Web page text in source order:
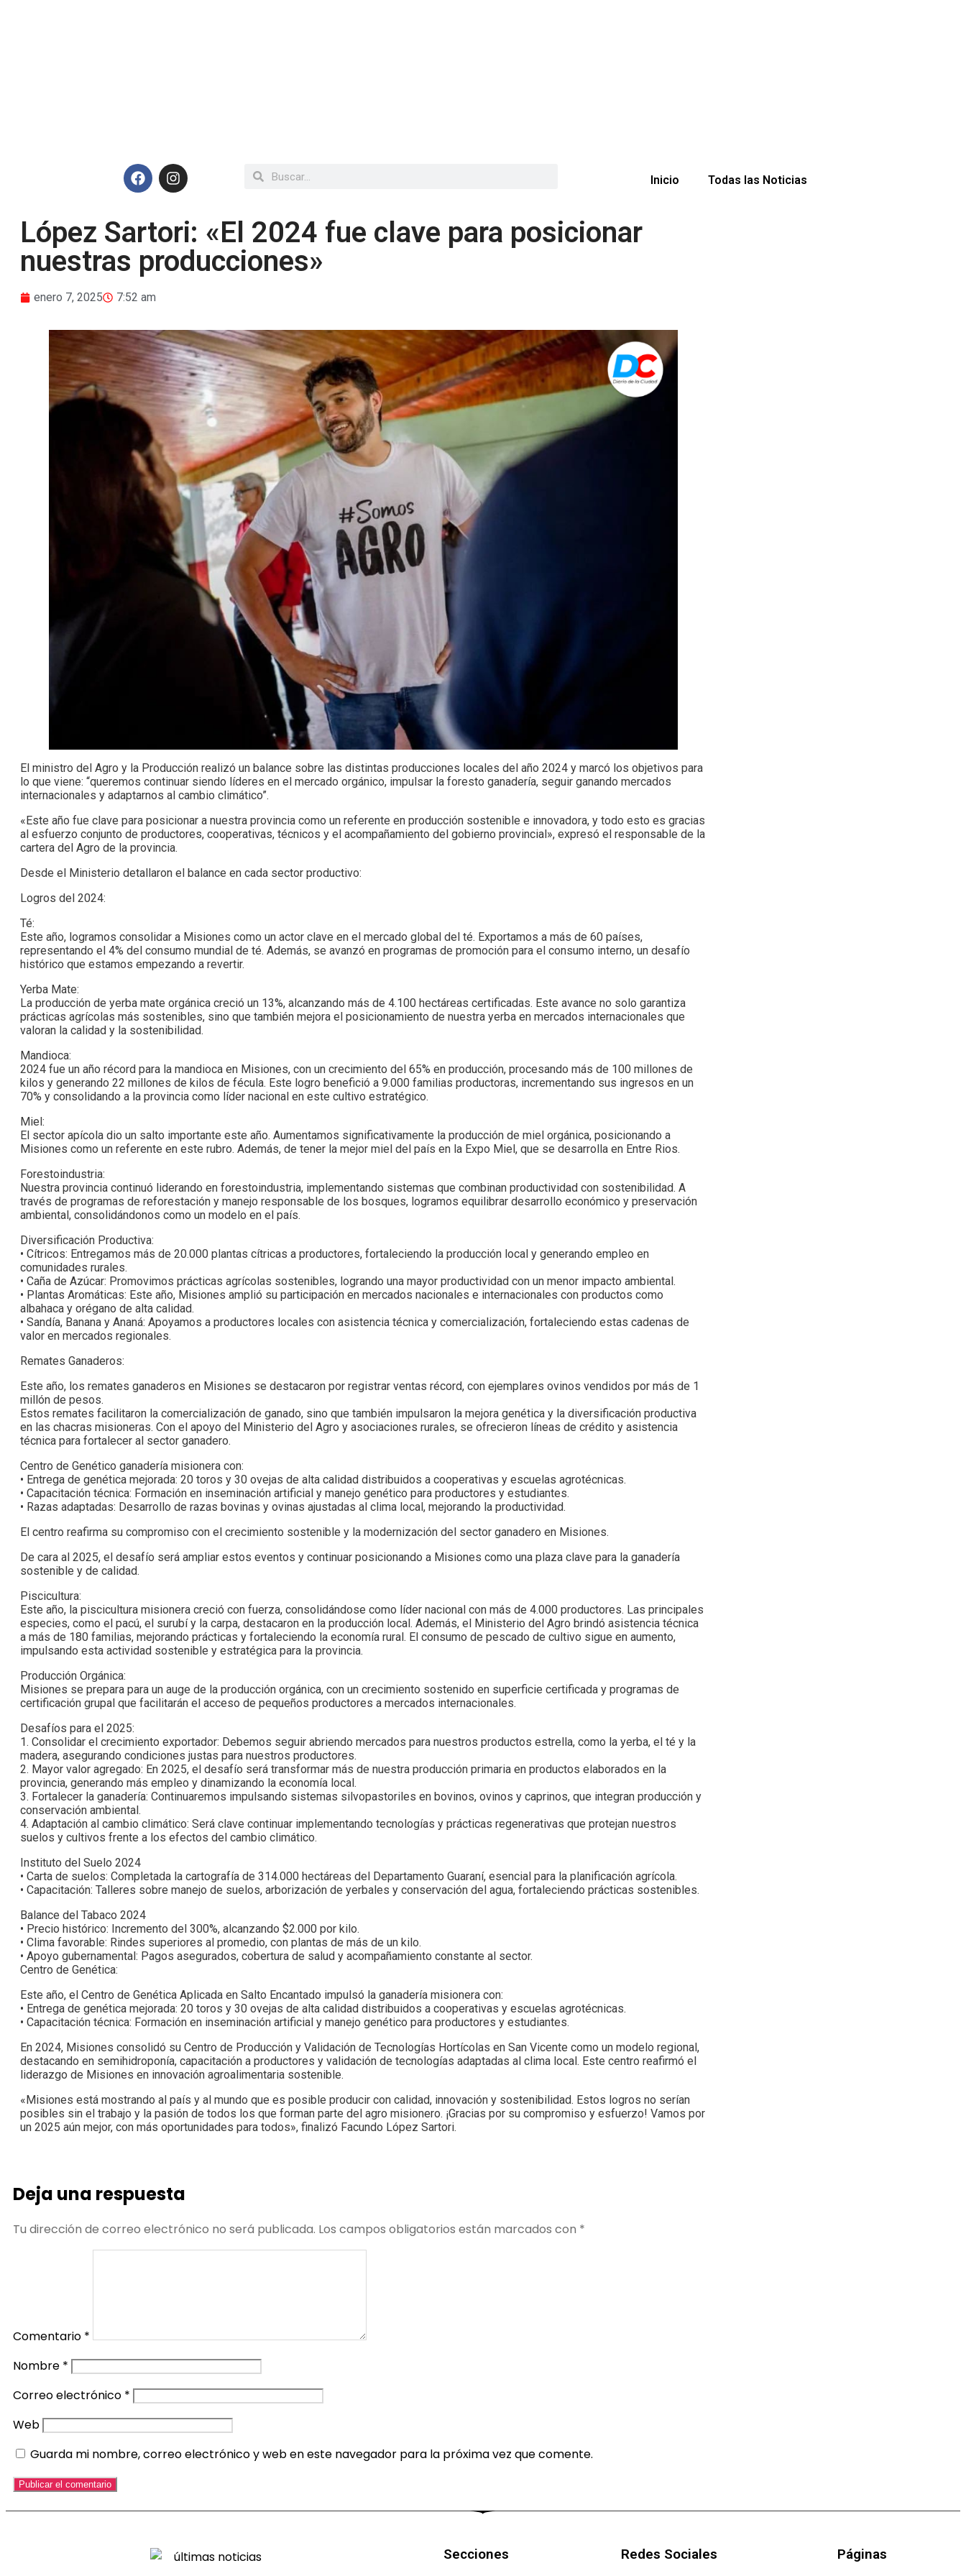
Inicio Todas las Noticias
López Sartori: «El 2024 fue clave para posicionar
nuestras producciones»
enero 7, 2025 7:52 am
El ministro del Agro y la Producción realizó un balance sobre las distintas producciones locales del año 2024 y marcó los objetivos para
lo que viene: “queremos continuar siendo líderes en el mercado orgánico, impulsar la foresto ganadería, seguir ganando mercados
internacionales y adaptarnos al cambio climático”.
«Este año fue clave para posicionar a nuestra provincia como un referente en producción sostenible e innovadora, y todo esto es gracias
al esfuerzo conjunto de productores, cooperativas, técnicos y el acompañamiento del gobierno provincial», expresó el responsable de la
cartera del Agro de la provincia.
Desde el Ministerio detallaron el balance en cada sector productivo:
Logros del 2024:
Té:
Este año, logramos consolidar a Misiones como un actor clave en el mercado global del té. Exportamos a más de 60 países,
representando el 4% del consumo mundial de té. Además, se avanzó en programas de promoción para el consumo interno, un desafío
histórico que estamos empezando a revertir.
Yerba Mate:
La producción de yerba mate orgánica creció un 13%, alcanzando más de 4.100 hectáreas certificadas. Este avance no solo garantiza
prácticas agrícolas más sostenibles, sino que también mejora el posicionamiento de nuestra yerba en mercados internacionales que
valoran la calidad y la sostenibilidad.
Mandioca:
2024 fue un año récord para la mandioca en Misiones, con un crecimiento del 65% en producción, procesando más de 100 millones de
kilos y generando 22 millones de kilos de fécula. Este logro benefició a 9.000 familias productoras, incrementando sus ingresos en un
70% y consolidando a la provincia como líder nacional en este cultivo estratégico.
Miel:
El sector apícola dio un salto importante este año. Aumentamos significativamente la producción de miel orgánica, posicionando a
Misiones como un referente en este rubro. Además, de tener la mejor miel del país en la Expo Miel, que se desarrolla en Entre Rios.
Forestoindustria:
Nuestra provincia continuó liderando en forestoindustria, implementando sistemas que combinan productividad con sostenibilidad. A
través de programas de reforestación y manejo responsable de los bosques, logramos equilibrar desarrollo económico y preservación
ambiental, consolidándonos como un modelo en el país.
Diversificación Productiva:
• Cítricos: Entregamos más de 20.000 plantas cítricas a productores, fortaleciendo la producción local y generando empleo en
comunidades rurales.
• Caña de Azúcar: Promovimos prácticas agrícolas sostenibles, logrando una mayor productividad con un menor impacto ambiental.
• Plantas Aromáticas: Este año, Misiones amplió su participación en mercados nacionales e internacionales con productos como
albahaca y orégano de alta calidad.
• Sandía, Banana y Ananá: Apoyamos a productores locales con asistencia técnica y comercialización, fortaleciendo estas cadenas de
valor en mercados regionales.
Remates Ganaderos:
Este año, los remates ganaderos en Misiones se destacaron por registrar ventas récord, con ejemplares ovinos vendidos por más de 1
millón de pesos.
Estos remates facilitaron la comercialización de ganado, sino que también impulsaron la mejora genética y la diversificación productiva
en las chacras misioneras. Con el apoyo del Ministerio del Agro y asociaciones rurales, se ofrecieron líneas de crédito y asistencia
técnica para fortalecer al sector ganadero.
Centro de Genético ganadería misionera con:
• Entrega de genética mejorada: 20 toros y 30 ovejas de alta calidad distribuidos a cooperativas y escuelas agrotécnicas.
• Capacitación técnica: Formación en inseminación artificial y manejo genético para productores y estudiantes.
• Razas adaptadas: Desarrollo de razas bovinas y ovinas ajustadas al clima local, mejorando la productividad.
El centro reafirma su compromiso con el crecimiento sostenible y la modernización del sector ganadero en Misiones.
De cara al 2025, el desafío será ampliar estos eventos y continuar posicionando a Misiones como una plaza clave para la ganadería
sostenible y de calidad.
Piscicultura:
Este año, la piscicultura misionera creció con fuerza, consolidándose como líder nacional con más de 4.000 productores. Las principales
especies, como el pacú, el surubí y la carpa, destacaron en la producción local. Además, el Ministerio del Agro brindó asistencia técnica
a más de 180 familias, mejorando prácticas y fortaleciendo la economía rural. El consumo de pescado de cultivo sigue en aumento,
impulsando esta actividad sostenible y estratégica para la provincia.
Producción Orgánica:
Misiones se prepara para un auge de la producción orgánica, con un crecimiento sostenido en superficie certificada y programas de
certificación grupal que facilitarán el acceso de pequeños productores a mercados internacionales.
Desafíos para el 2025:
1. Consolidar el crecimiento exportador: Debemos seguir abriendo mercados para nuestros productos estrella, como la yerba, el té y la
madera, asegurando condiciones justas para nuestros productores.
2. Mayor valor agregado: En 2025, el desafío será transformar más de nuestra producción primaria en productos elaborados en la
provincia, generando más empleo y dinamizando la economía local.
3. Fortalecer la ganadería: Continuaremos impulsando sistemas silvopastoriles en bovinos, ovinos y caprinos, que integran producción y
conservación ambiental.
4. Adaptación al cambio climático: Será clave continuar implementando tecnologías y prácticas regenerativas que protejan nuestros
suelos y cultivos frente a los efectos del cambio climático.
Instituto del Suelo 2024
• Carta de suelos: Completada la cartografía de 314.000 hectáreas del Departamento Guaraní, esencial para la planificación agrícola.
• Capacitación: Talleres sobre manejo de suelos, arborización de yerbales y conservación del agua, fortaleciendo prácticas sostenibles.
Balance del Tabaco 2024
• Precio histórico: Incremento del 300%, alcanzando $2.000 por kilo.
• Clima favorable: Rindes superiores al promedio, con plantas de más de un kilo.
• Apoyo gubernamental: Pagos asegurados, cobertura de salud y acompañamiento constante al sector.
Centro de Genética:
Este año, el Centro de Genética Aplicada en Salto Encantado impulsó la ganadería misionera con:
• Entrega de genética mejorada: 20 toros y 30 ovejas de alta calidad distribuidos a cooperativas y escuelas agrotécnicas.
• Capacitación técnica: Formación en inseminación artificial y manejo genético para productores y estudiantes.
En 2024, Misiones consolidó su Centro de Producción y Validación de Tecnologías Hortícolas en San Vicente como un modelo regional,
destacando en semihidroponía, capacitación a productores y validación de tecnologías adaptadas al clima local. Este centro reafirmó el
liderazgo de Misiones en innovación agroalimentaria sostenible.
«Misiones está mostrando al país y al mundo que es posible producir con calidad, innovación y sostenibilidad. Estos logros no serían
posibles sin el trabajo y la pasión de todos los que forman parte del agro misionero. ¡Gracias por su compromiso y esfuerzo! Vamos por
un 2025 aún mejor, con más oportunidades para todos», finalizó Facundo López Sartori.
Deja una respuesta
Tu dirección de correo electrónico no será publicada. Los campos obligatorios están marcados con *
Comentario *
Nombre *
Correo electrónico *
Web
Guarda mi nombre, correo electrónico y web en este navegador para la próxima vez que comente.
Secciones Redes Sociales Páginas